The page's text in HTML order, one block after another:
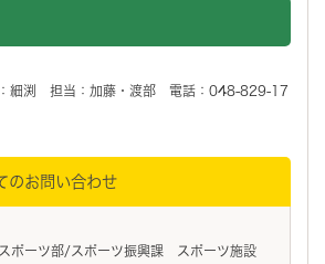
細渕 担当：加藤・渡部 電話：048-829-17
のお問い合わせ
ポーツ部/スポーツ振興課 スポーツ施設